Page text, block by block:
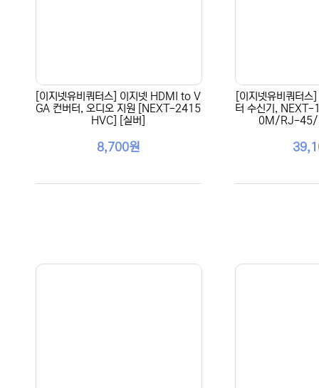
[이지넷유비쿼터스] 이지넷 HDMI to V
GA 컨버터, 오디오 지원 [NEXT-2415
HVC] [실버]
8,700원
[이지넷유비쿼터
터 수신기,
0M/RJ-45/